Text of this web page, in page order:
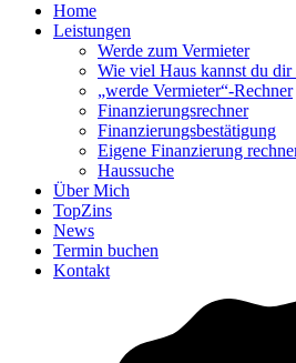
Home
Leistungen
Werde zum Vermieter
Wie viel Haus kannst du dir
„werde Vermieter“-Rechner
Finanzierungsrechner
Finanzierungsbestätigung
Eigene Finanzierung
Haussuche
Über Mich
TopZins
News
Termin buchen
Kontakt